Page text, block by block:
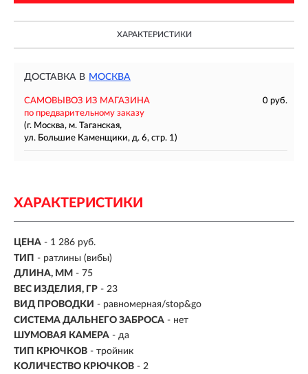
ХАРАКТЕРИСТИКИ
ДОСТАВКА В МОСКВА
САМОВЫВОЗ ИЗ МАГАЗИНА
0 руб.
по предварительному заказу
(г. Москва, м. Таганская,
ул. Большие Каменщики, д. 6, стр. 1)
ХАРАКТЕРИСТИКИ
ЦЕНА - 1 286 руб.
ТИП - ратлины (вибы)
ДЛИНА, ММ - 75
ВЕС ИЗДЕЛИЯ, ГР - 23
ВИД ПРОВОДКИ - равномерная/stop&go
СИСТЕМА ДАЛЬНЕГО ЗАБРОСА - нет
ШУМОВАЯ КАМЕРА - да
ТИП КРЮЧКОВ - тройник
КОЛИЧЕСТВО КРЮЧКОВ - 2